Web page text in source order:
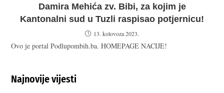
Damira Mehića zv. Bibi, za kojim je
Kantonalni sud u Tuzli raspisao potjernicu!
13. kolovoza 2023.
Ovo je portal Podlupombih.ba. HOMEPAGE NACIJE!
Najnovije vijesti